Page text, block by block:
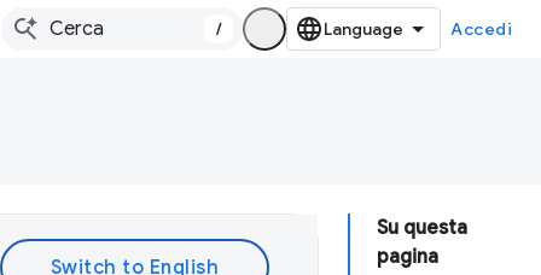
/ Accedi
Su questa
pagina